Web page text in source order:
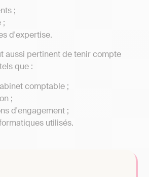
;
;
d'expertise.
aussi pertinent de tenir compte
que :
comptable ;
;
d'engagement ;
utilisés.